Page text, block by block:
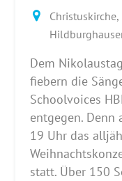
Dem
fiebern die
Schoolvoices
entgegen. Denn
19 Uhr das
statt. Über 150